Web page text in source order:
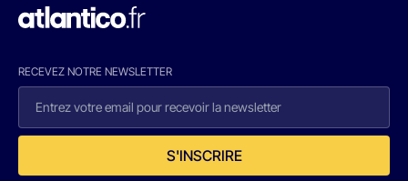
RECEVEZ NOTRE NEWSLETTER
S'INSCRIRE